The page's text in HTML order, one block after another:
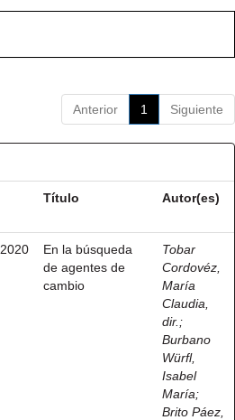
Anterior 1 Siguiente
Título Autor(es)
2020
En la búsqueda
de agentes de
cambio
Tobar
Cordovéz,
María
Claudia,
dir. ;
Burbano
Würfl,
Isabel
María;
Brito Páez,